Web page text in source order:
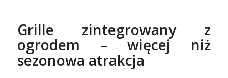
Grille zintegrowany z
ogrodem – więcej niż
sezonowa atrakcja